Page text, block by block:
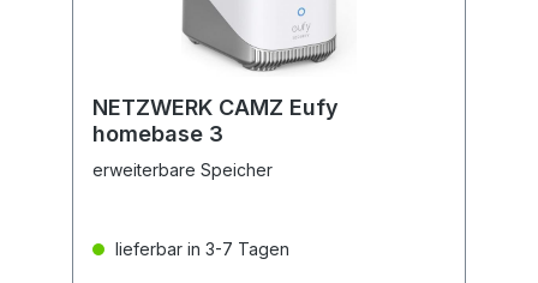
NETZWERK CAMZ Eufy
homebase 3
erweiterbare Speicher
lieferbar in 3-7 Tagen